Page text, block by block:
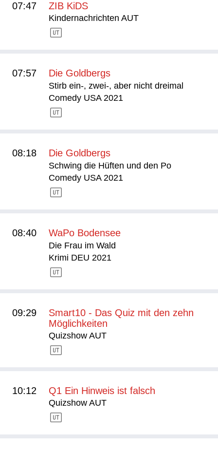
07:47 ZIB KiDS
Kindernachrichten AUT
07:57 Die Goldbergs
Stirb ein-, zwei-, aber nicht dreimal
Comedy USA 2021
08:18 Die Goldbergs
Schwing die Hüften und den Po
Comedy USA 2021
08:40 WaPo Bodensee
Die Frau im Wald
Krimi DEU 2021
09:29
Smart10 - Das Quiz mit den zehn
Möglichkeiten
Quizshow AUT
10:12 Q1 Ein Hinweis ist falsch
Quizshow AUT